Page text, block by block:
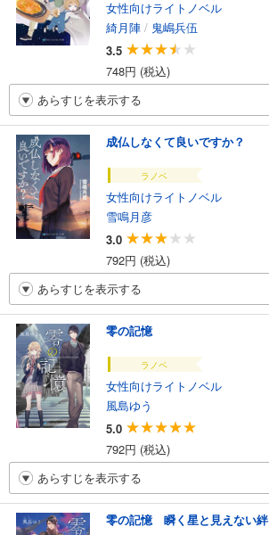
女性向けライトノベル
綺月陣 / 鬼嶋兵伍
3.5
748円 (税込)
あらすじを表示する
成仏しなくて良いですか？
ラノベ
女性向けライトノベル
雪鳴月彦
3.0
792円 (税込)
あらすじを表示する
零の記憶
ラノベ
女性向けライトノベル
風島ゆう
5.0
792円 (税込)
あらすじを表示する
零の記憶 瞬く星と見えない絆